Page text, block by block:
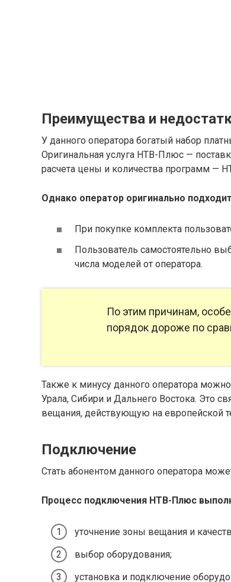
Преимущества и
У данного оператора богатый набор
Оригинальная услуга НТВ-Плюс —
расчета цены и количества программ
Однако оператор оригинально
При покупке комплекта
Пользователь самостоятельно
числа моделей от оператора.
По этим причинам,
порядок дороже по
Также к минусу данного оператора
Урала, Сибири и Дальнего Востока. Это
вещания, действующую на европейской
Подключение
Стать абонентом данного оператора
Процесс подключения НТВ-Плюс
уточнение зоны вещания и
выбор оборудования;
установка и подключение